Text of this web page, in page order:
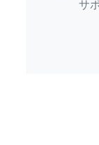
サ